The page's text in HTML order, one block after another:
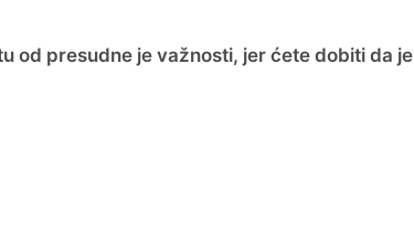
od presudne je važnosti, jer ćete dobiti da je